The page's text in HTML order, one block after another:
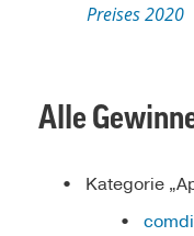
Preises 2020
Alle
Kategorie